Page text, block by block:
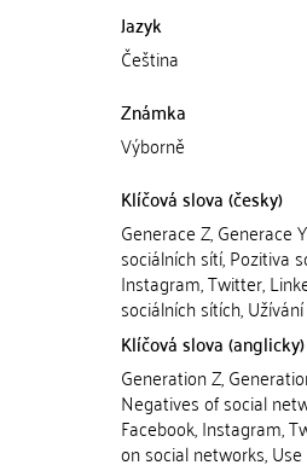
Jazyk
Čeština
Známka
Výborně
Klíčová slova (česky)
Generace Z, Generace
sociálních sítí, Pozitiva
Instagram, Twitter,
sociálních sítích,
Klíčová slova (anglicky)
Generation Z,
Negatives of social
Facebook, Instagram,
on social networks,